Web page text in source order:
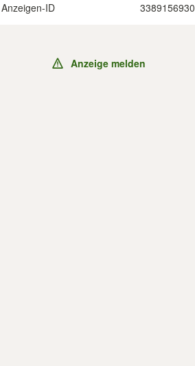
Anzeigen-ID 3389156930
Anzeige melden